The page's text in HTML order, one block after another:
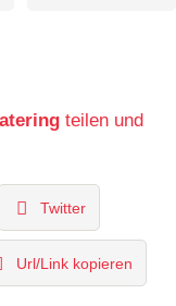
teilen und
Twitter
Url/Link kopieren